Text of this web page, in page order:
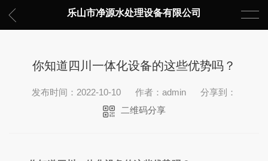
乐山市净源水处理设备有限公司
你知道四川一体化设备的这些优势吗？
发布时间：2022-10-10 作者：admin
分享到：
二维码分享